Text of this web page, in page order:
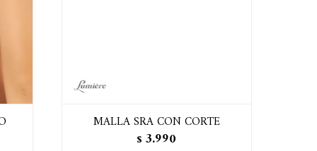
MALLA SRA CON CORTE
$ 3.990